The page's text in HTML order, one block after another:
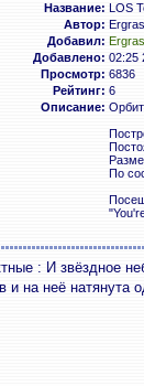
Название: LOS
Автор:
Добавил:
Добавлено: 02:25
Просмотр: 6836
Рейтинг: 6
Описание:
По
: И звёздное
и на неё натянута